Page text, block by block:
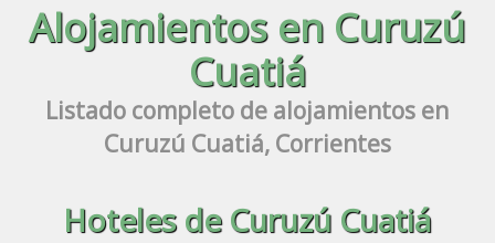
Alojamientos en Curuzú
Cuatiá
Listado completo de alojamientos en
Curuzú Cuatiá, Corrientes
Hoteles de Curuzú Cuatiá